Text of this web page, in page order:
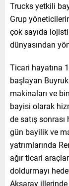
Trucks yetkili
Grup
çok sayıda
dünyasından
Ticari hayatına
başlayan
makinaları ve
bayisi olarak
de satış
gün bayilik ve
yatrımlarında
ağır ticari
doldurmayı
Aksaray